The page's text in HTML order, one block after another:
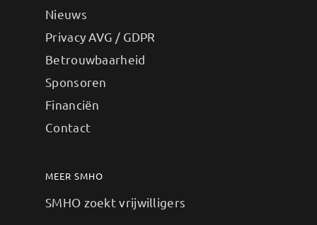
Nieuws
Privacy AVG / GDPR
Betrouwbaarheid
Sponsoren
Financiën
Contact
MEER SMHO
SMHO zoekt vrijwilligers